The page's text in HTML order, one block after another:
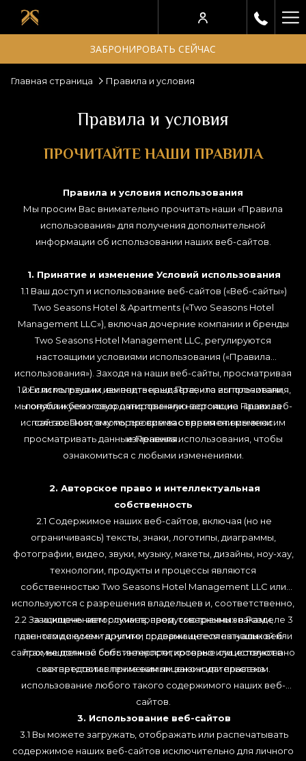
ЗАБРОНИРОВАТЬ СЕЙЧАС
Главная страница Правила и условия
Правила и условия
ПРОЧИТАЙТЕ НАШИ ПРАВИЛА
Правила и условия использования
Мы просим Вас внимательно прочитать наши «Правила
использования» для получения дополнительной
информации об использовании наших веб-сайтов.
1. Принятие и изменение Условий использования
1.1 Ваш доступ и использование веб-сайтов («Веб-сайты»)
Two Seasons Hotel & Apartments («Two Seasons Hotel
Management LLC»), включая дочерние компании и бренды
Two Seasons Hotel Management LLC, регулируются
настоящими условиями использования («Правила
использования»). Заходя на наши веб-сайты, просматривая
их и используя их, вы подтверждаете, что вы прочитали,
поняли и безоговорочно приняли настоящие Правила
использования, в которые время от времени мы вносим
изменения.
1.2 Если мы решим изменить наши Правила использования,
мы опубликуем новую датированную версию на наших веб-
сайтах. Поэтому мы просим вас время от времени
просматривать данные Правила использования, чтобы
ознакомиться с любыми изменениями.
2. Авторское право и интеллектуальная
собственность
2.1 Содержимое наших веб-сайтов, включая (но не
ограничиваясь) тексты, знаки, логотипы, диаграммы,
фотографии, видео, звуки, музыку, макеты, дизайны, ноу-хау,
технологии, продукты и процессы являются
собственностью Two Seasons Hotel Management LLC или
используются с разрешения владельцев и, соответственно,
защищены авторским правом, товарными знаками,
патентами и всеми другими правами интеллектуальной или
промышленной собственности, которые существуют в
соответствии с применимым законодательством.
2.2 За исключением случаев, предусмотренных в Разделе 3
данного документа, ничто, содержащееся на наших веб-
сайтах, не должно быть интерпретировано или истолковано
как предоставление вам лицензии или права на
использование любого такого содержимого наших веб-
сайтов.
3. Использование веб-сайтов
3.1 Вы можете загружать, отображать или распечатывать
содержимое наших веб-сайтов исключительно для личного